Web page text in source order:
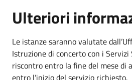
Ulteriori
Le istanze saranno valutate
Istruzione di concerto con i
riscontro entro la fine del mese di
entro l’inizio del servizio richiesto.